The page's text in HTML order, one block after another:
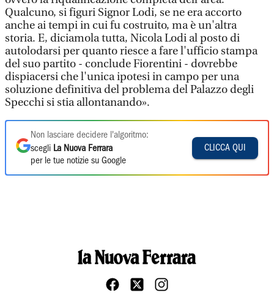
Qualcuno, si figuri Signor Lodi, se ne era accorto
anche ai tempi in cui fu costruito, ma è un'altra
storia. E, diciamola tutta, Nicola Lodi al posto di
autolodarsi per quanto riesce a fare l'ufficio stampa
del suo partito - conclude Fiorentini - dovrebbe
dispiacersi che l'unica ipotesi in campo per una
soluzione definitiva del problema del Palazzo degli
Specchi si stia allontanando».
Non lasciare decidere l'algoritmo:
scegli La Nuova Ferrara
per le tue notizie su Google
CLICCA QUI